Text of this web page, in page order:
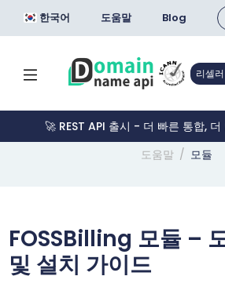
한국어 도움말 Blog
리셀
🚀 REST API 출시 - 더 빠른 통합,
도움말
모듈
FOSSBilling 모듈 –
및 설치 가이드